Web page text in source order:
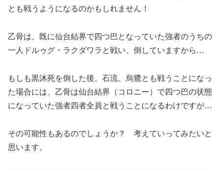
とも戦うようになるのかもしれません！
乙骨は、既に仙台結界で四つ巴となっていた強者のうちの
一人ドルゥグ・ラクダワラと戦い、倒していますから…
もしも黒沐死を倒した後、石流、烏鷺とも戦うことになっ
た場合には、乙骨は仙台結界（コロニー）で四つ巴の状態
になっていた強者四者全員と戦うことになるわけですが…
その可能性もあるのでしょうか？ 考えていってみたいと
思います。